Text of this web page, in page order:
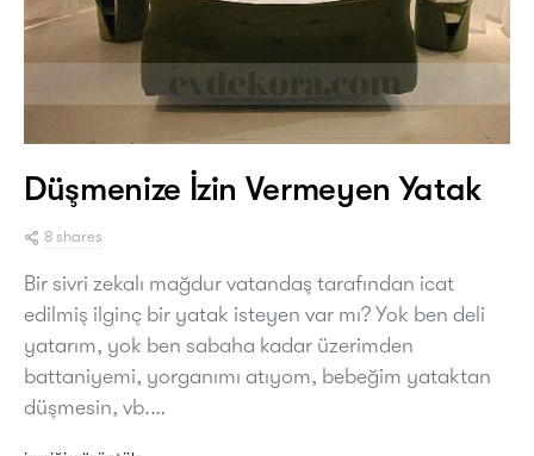
Düşmenize İzin Vermeyen Yatak
8 shares
Bir sivri zekalı mağdur vatandaş tarafından icat
edilmiş ilginç bir yatak isteyen var mı? Yok ben deli
yatarım, yok ben sabaha kadar üzerimden
battaniyemi, yorganımı atıyom, bebeğim yataktan
düşmesin, vb.…